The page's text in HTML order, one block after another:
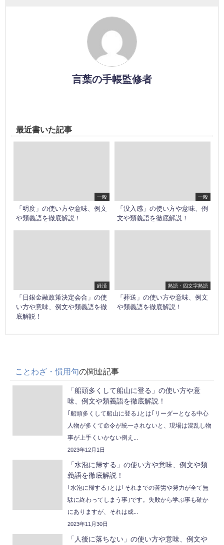
言葉の手帳監修者
最近書いた記事
一般
「明度」の使い方や意味、例文
や類義語を徹底解説！
一般
「没入感」の使い方や意味、例
文や類義語を徹底解説！
経済
「日銀金融政策決定会合」の使
い方や意味、例文や類義語を徹
底解説！
熟語・四文字熟語
「葬送」の使い方や意味、例文
や類義語を徹底解説！
ことわざ・慣用句の関連記事
「船頭多くして船山に登る」の使い方や意
味、例文や類義語を徹底解説！
｢船頭多くして船山に登る｣とは｢リーダーとなる中心
人物が多くて命令が統一されないと、現場は混乱し物
事が上手くいかない例え...
2023年12月1日
「水泡に帰する」の使い方や意味、例文や類
義語を徹底解説！
｢水泡に帰する｣とは｢それまでの苦労や努力が全て無
駄に終わってしまう事｣です。失敗から学ぶ事も確か
にありますが、それは成...
2023年11月30日
「人後に落ちない」の使い方や意味、例文や